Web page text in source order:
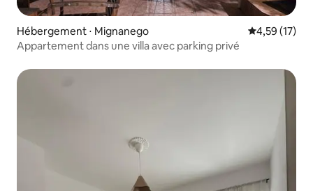
Hébergement ⋅ Mignanego Évaluation
4,59 (17)
Appartement dans une villa avec parking privé